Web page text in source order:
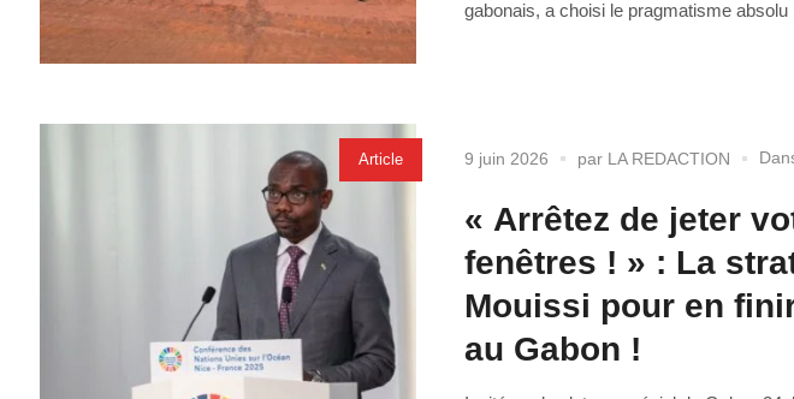
gabonais, a choisi le pragmatisme
Article 9 juin 2026 par LA REDACTION
« Arrêtez de jeter
fenêtres ! » : La
Mouissi pour en
au Gabon !